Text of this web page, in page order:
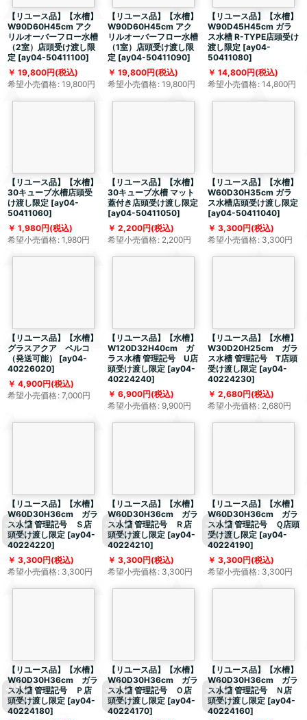
【リユース品】【水槽】
W90D60H45cm アク
リルオーバーフロー水槽
（2室）店頭受け渡し限
定 [ay04-50411100]
19,800円(税込)
希望小売価格: 19,800円
【リユース品】【水槽】
W90D60H45cm アク
リルオーバーフロー水槽
（1室）店頭受け渡し限
定 [ay04-50411090]
19,800円(税込)
希望小売価格: 19,800円
【リユース品】【水槽】
W90D45H45cm ガラ
ス水槽 R-TYPE店頭受け
渡し限定 [ay04-
50411080]
14,800円(税込)
希望小売価格: 14,800円
【リユース品】【水槽】
30キューブ水槽店頭受
け渡し限定 [ay04-
50411060]
1,980円(税込)
希望小売価格: 1,980円
【リユース品】【水槽】
30キューブ水槽 マット
蓋付き店頭受け渡し限定
[ay04-50411050]
2,200円(税込)
希望小売価格: 2,200円
【リユース品】【水槽】
W60D30H35cm ガラ
ス水槽店頭受け渡し限定
[ay04-50411040]
3,300円(税込)
希望小売価格: 3,300円
【リユース品】【水槽】
グラスアクア ペルコ
（発送可能）
[ay04-
40226020]
4,900円(税込)
希望小売価格: 7,000円
【リユース品】【水槽】
W120D32H40cm ガ
ラス水槽 管理記号 U店
頭受け渡し限定 [ay04-
40224240]
6,900円(税込)
希望小売価格: 9,900円
【リユース品】【水槽】
W30D20H25cm ガラ
ス水槽 管理記号 T店頭
受け渡し限定 [ay04-
40224230]
2,680円(税込)
希望小売価格: 2,680円
【リユース品】【水槽】
W60D30H36cm ガラ
ス水槽 管理記号 Ｓ店
頭受け渡し限定 [ay04-
40224220]
3,300円(税込)
希望小売価格: 3,300円
【リユース品】【水槽】
W60D30H36cm ガラ
ス水槽 管理記号 Ｒ店
頭受け渡し限定 [ay04-
40224210]
3,300円(税込)
希望小売価格: 3,300円
【リユース品】【水槽】
W60D30H36cm ガラ
ス水槽 管理記号 Ｑ店頭
受け渡し限定 [ay04-
40224190]
3,300円(税込)
希望小売価格: 3,300円
【リユース品】【水槽】
W60D30H36cm ガラ
ス水槽 管理記号 Ｐ店
頭受け渡し限定 [ay04-
40224180]
【リユース品】【水槽】
W60D30H36cm ガラ
ス水槽 管理記号 Ｏ店
頭受け渡し限定 [ay04-
40224170]
【リユース品】【水槽】
W60D30H36cm ガラ
ス水槽 管理記号 Ｎ店
頭受け渡し限定 [ay04-
40224160]